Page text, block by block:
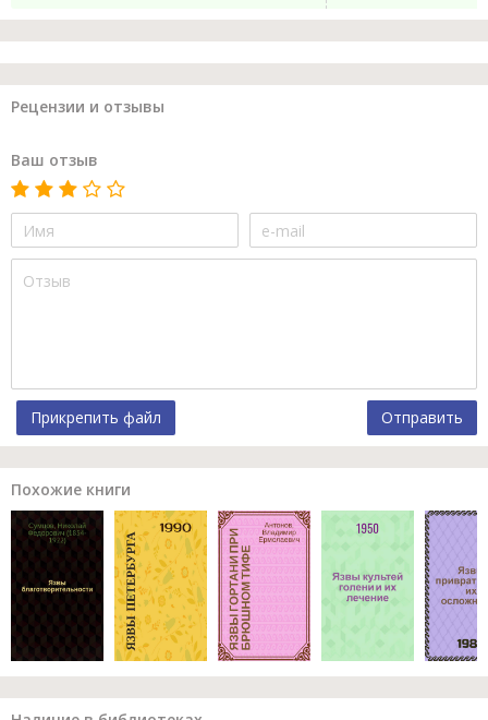
Рецензии и отзывы
Ваш отзыв
Прикрепить файл Отправить
Похожие книги